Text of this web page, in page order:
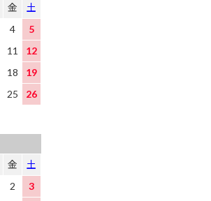
金
土
4
5
11
12
18
19
25
26
金
土
2
3